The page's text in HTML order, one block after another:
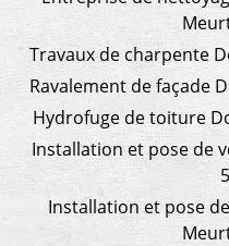
Travaux de charpente
Ravalement de façade
Hydrofuge de toiture
Installation et pose de
Installation et pose